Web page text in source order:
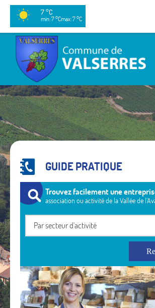
7 °C
min: 7 °Cmax: 7 °C
GUIDE PRATIQUE
Trouvez facilement une
association ou activité de la Vallée de
Par secteur d'activité